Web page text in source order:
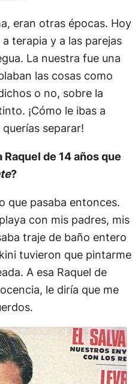
eran otras épocas. Hoy
terapia y a las parejas
La nuestra fue una
las cosas como
o no, sobre la
¡Cómo le ibas a
separar!
de 14 años que
?
que pasaba entonces.
con mis padres, mis
traje de baño entero
tuvieron que pintarme
A esa Raquel de
le diría que me